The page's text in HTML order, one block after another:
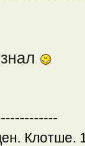
Клотше.